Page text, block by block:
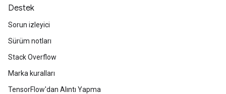
Destek
Sorun izleyici
Sürüm notları
Stack Overflow
Marka kuralları
TensorFlow'dan Alıntı Yapma